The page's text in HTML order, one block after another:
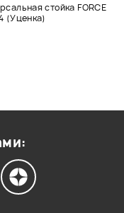
стойка FORCE
(Уценка)